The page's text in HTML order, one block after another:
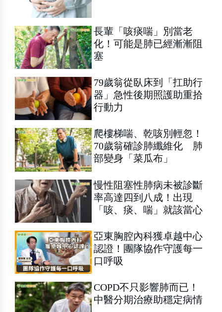
長輩「咳痰喘」別當老
化！可能是肺已經漸漸阻
塞
79歲翁從臥床到「扛助行
器」急性後期照護助重拾
行動力
爬樓梯喘、乾咳別輕忽！
70歲翁確診肺纖維化 肺
部變身「菜瓜布」
慢性阻塞性肺病未被診斷
率高達四到八成！出現
「咳、痰、喘」就該當心
亞東胸腔內科獲卓越中心
認證！團隊協作守護每一
口呼吸
COPD不只影響肺而已！
中醫分期治療助穩定病情